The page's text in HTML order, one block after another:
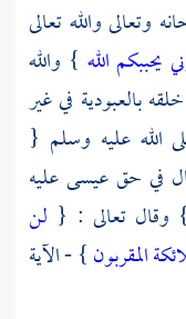
وتعالى والله تعالى
يحببكم الله } والله
خلقه بالعبودية في غير
الله عليه وسلم {
في حقعيسىعليه
} وقال تعالى : { لن
المقربون} - الآية